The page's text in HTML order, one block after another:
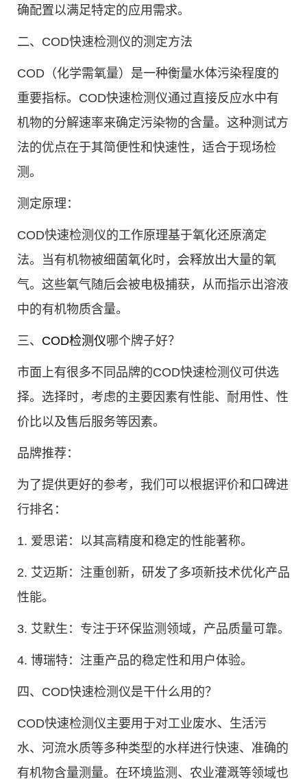
确配置以满足特定的应用需求。
二、COD快速检测仪的测定方法
COD（化学需氧量）是一种衡量水体污染程度的
重要指标。COD快速检测仪通过直接反应水中有
机物的分解速率来确定污染物的含量。这种测试方
法的优点在于其简便性和快速性，适合于现场检
测。
测定原理：
COD快速检测仪的工作原理基于氧化还原滴定
法。当有机物被细菌氧化时，会释放出大量的氧
气。这些氧气随后会被电极捕获，从而指示出溶液
中的有机物质含量。
三、 COD检测仪哪个牌子好？
市面上有很多不同品牌的COD快速检测仪可供选
择。选择时，考虑的主要因素有性能、耐用性、性
价比以及售后服务等因素。
品牌推荐：
为了提供更好的参考，我们可以根据评价和口碑进
行排名：
1. 爱思诺：以其高精度和稳定的性能著称。
2. 艾迈斯：注重创新，研发了多项新技术优化产品
性能。
3. 艾默生：专注于环保监测领域，产品质量可靠。
4. 博瑞特：注重产品的稳定性和用户体验。
四、COD快速检测仪是干什么用的？
COD快速检测仪主要用于对工业废水、生活污
水、河流水质等多种类型的水样进行快速、准确的
有机物含量测量。在环境监测、农业灌溉等领域也